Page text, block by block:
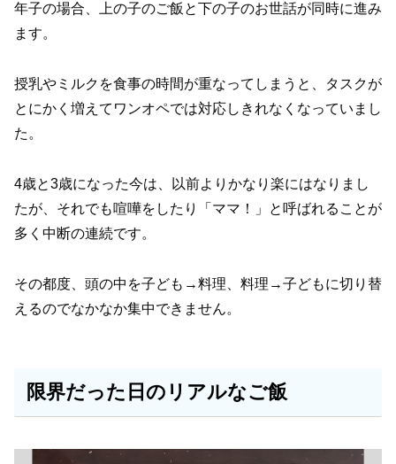
年子の場合、上の子のご飯と下の子のお世話が同時に進み
ます。
授乳やミルクを食事の時間が重なってしまうと、タスクが
とにかく増えてワンオペでは対応しきれなくなっていまし
た。
4歳と3歳になった今は、以前よりかなり楽にはなりまし
たが、それでも喧嘩をしたり「ママ！」と呼ばれることが
多く中断の連続です。
その都度、頭の中を子ども→料理、料理→子どもに切り替
えるのでなかなか集中できません。
限界だった日のリアルなご飯